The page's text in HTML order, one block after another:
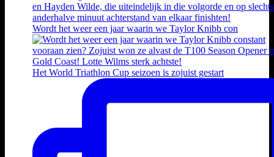
Wordt het weer een jaar waarin we Taylor Knibb con
Het World Triathlon Cup seizoen is zojuist gestart